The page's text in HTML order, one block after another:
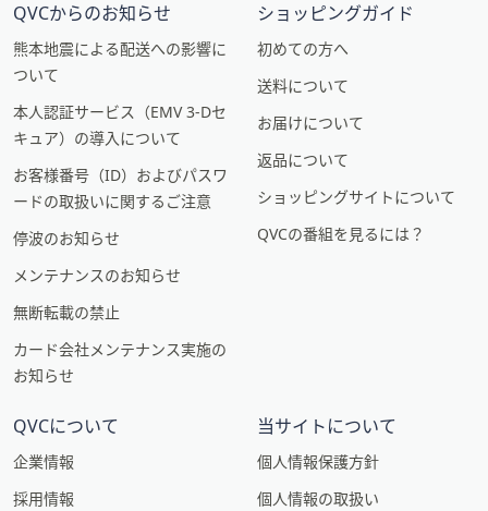
QVCからのお知らせ
熊本地震による配送への影響に
ついて
本人認証サービス（EMV 3-Dセ
キュア）の導入について
お客様番号（ID）およびパスワ
ードの取扱いに関するご注意
停波のお知らせ
メンテナンスのお知らせ
無断転載の禁止
カード会社メンテナンス実施の
お知らせ
ショッピングガイド
初めての方へ
送料について
お届けについて
返品について
ショッピングサイトについて
QVCの番組を見るには？
QVCについて
企業情報
採用情報
当サイトについて
個人情報保護方針
個人情報の取扱い